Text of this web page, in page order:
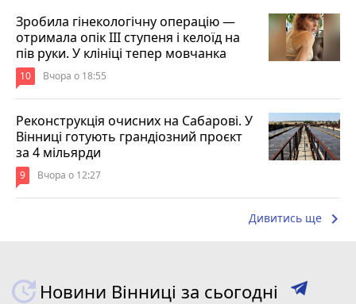
Зробила гінекологічну операцію —
отримала опік ІІІ ступеня і келоїд на
пів руки. У клініці тепер мовчанка
10 Вчора о 18:55
Реконструкція очисних на Сабарові. У
Вінниці готують грандіозний проєкт
за 4 мільярди
9 Вчора о 12:27
Дивитись ще keyboard_arrow_right
Новини Вінниці за сьогодні